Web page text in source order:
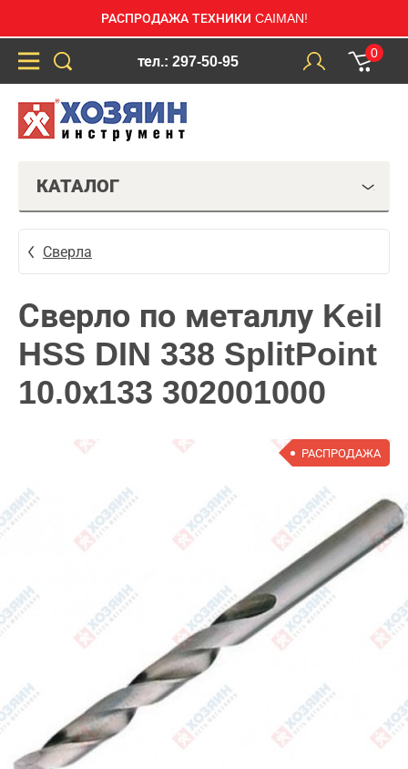
РАСПРОДАЖА ТЕХНИКИ CAIMAN!
тел.: 297-50-95
0
КАТАЛОГ
Сверла
Сверло по металлу Keil
HSS DIN 338 SplitPoint
10.0х133 302001000
РАСПРОДАЖА